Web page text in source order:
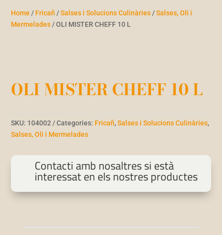
Home / Fricañ /Salses i Solucions Culinàries /Salses, Oli i
Mermelades / OLI MISTER CHEFF 10 L
OLI MISTER CHEFF 10 L
SKU: 104002 Categories: Fricañ,Salses i Solucions Culinàries,
Salses, Oli i Mermelades
Contacti amb nosaltres si està
interessat en els nostres productes